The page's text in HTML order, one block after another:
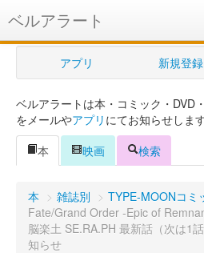
ベルアラート
ベルアラートとは
ヘルプ
新規登録
ログイン
購入管理
Myシェルフ
アプリ 新規登録
ベルアラートは本・コミック・DVD
をメールやアプリ にてお知らせしま
本
映画 検索
本 > 雑誌別 > TYPE-MOONコミ
Fate/Grand Order ‐Epic of
脳楽土 SE.RA.PH 最新話（次は1
知らせ